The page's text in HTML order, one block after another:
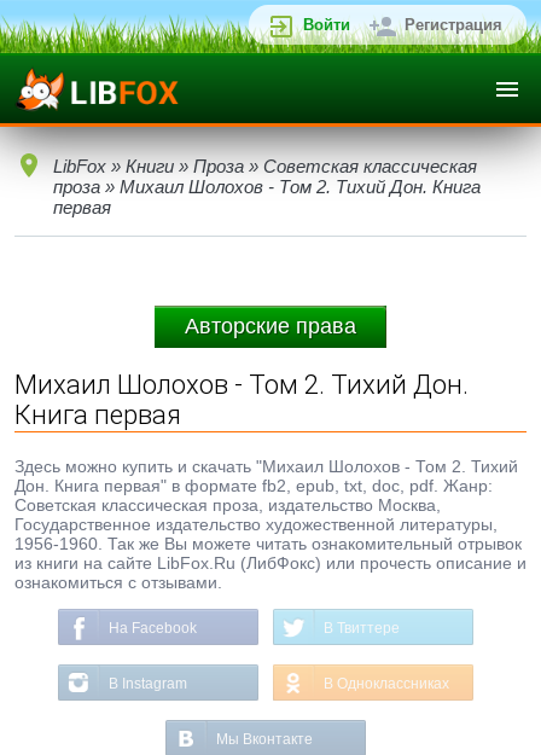
Войти Регистрация
LibFox » Книги » Проза » Советская классическая
проза » Михаил Шолохов - Том 2. Тихий Дон. Книга
первая
Авторские права
Михаил Шолохов - Том 2. Тихий Дон.
Книга первая
Здесь можно купить и скачать "Михаил Шолохов - Том 2. Тихий
Дон. Книга первая" в формате fb2, epub, txt, doc, pdf. Жанр:
Советская классическая проза, издательство Москва,
Государственное издательство художественной литературы,
1956-1960. Так же Вы можете читать ознакомительный отрывок
из книги на сайте LibFox.Ru (ЛибФокс) или прочесть описание и
ознакомиться с отзывами.
На Facebook В Твиттере
В Instagram В Одноклассниках
Мы Вконтакте